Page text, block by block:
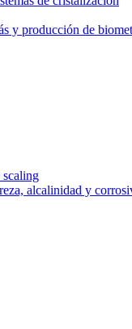
y producción de
alcalinidad y